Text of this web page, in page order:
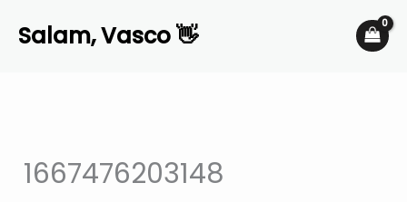
Salam, Vasco 👋
1667476203148